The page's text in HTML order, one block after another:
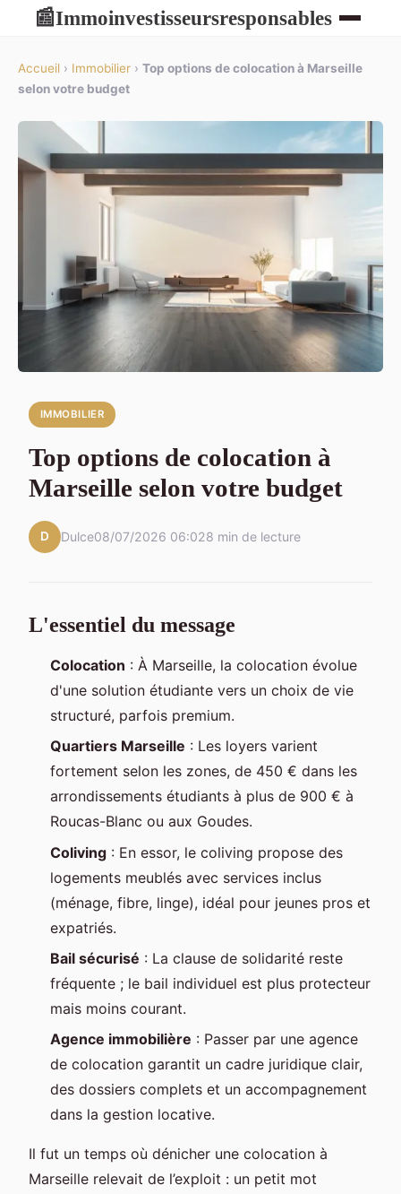
📰Immoinvestisseursresponsables
Accueil › Immobilier › Top options de colocation à Marseille
selon votre budget
IMMOBILIER
Top options de colocation à
Marseille selon votre budget
D Dulce08/07/2026 06:028 min de lecture
L'essentiel du message
Colocation : À Marseille, la colocation évolue
d'une solution étudiante vers un choix de vie
structuré, parfois premium.
Quartiers Marseille : Les loyers varient
fortement selon les zones, de 450 € dans les
arrondissements étudiants à plus de 900 € à
Roucas-Blanc ou aux Goudes.
Coliving : En essor, le coliving propose des
logements meublés avec services inclus
(ménage, fibre, linge), idéal pour jeunes pros et
expatriés.
Bail sécurisé : La clause de solidarité reste
fréquente ; le bail individuel est plus protecteur
mais moins courant.
Agence immobilière : Passer par une agence
de colocation garantit un cadre juridique clair,
des dossiers complets et un accompagnement
dans la gestion locative.
Il fut un temps où dénicher une colocation à
Marseille relevait de l’exploit : un petit mot